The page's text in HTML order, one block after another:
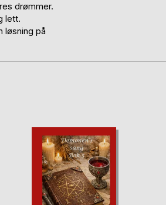
drømmer.
lett.
løsning på